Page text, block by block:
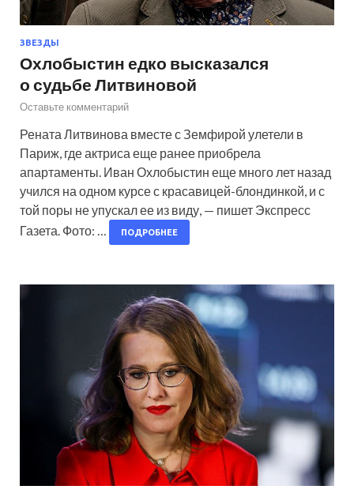
ЗВЕЗДЫ
Охлобыстин едко высказался
о судьбе Литвиновой
Оставьте комментарий
Рената Литвинова вместе с Земфирой улетели в
Париж, где актриса еще ранее приобрела
апартаменты. Иван Охлобыстин еще много лет назад
учился на одном курсе с красавицей-блондинкой, и с
той поры не упускал ее из виду, — пишет Экспресс
Газета. Фото: …
ПОДРОБНЕЕ